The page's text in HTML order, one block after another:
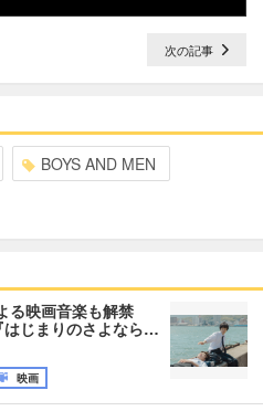
次の記事
BOYS AND MEN
る映画音楽も解禁
じまりのさよなら…
映画